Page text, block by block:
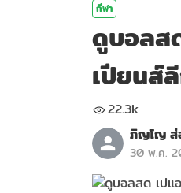
กีฬา
ดูบอลส
เปียนส์
22.3k
ภิญโญ ส่
30 พ.ค.